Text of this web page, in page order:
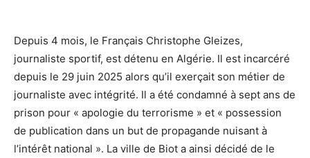
Depuis 4 mois, le Français Christophe Gleizes,
journaliste sportif, est détenu en Algérie. Il est incarcéré
depuis le 29 juin 2025 alors qu’il exerçait son métier de
journaliste avec intégrité. Il a été condamné à sept ans de
prison pour « apologie du terrorisme » et « possession
de publication dans un but de propagande nuisant à
l’intérêt national ». La ville de Biot a ainsi décidé de le